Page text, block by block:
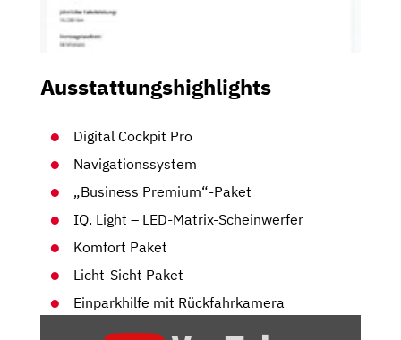
Ausstattungshighlights
Digital Cockpit Pro
Navigationssystem
„Business Premium“-Paket
IQ. Light – LED-Matrix-Scheinwerfer
Komfort Paket
Licht-Sicht Paket
Einparkhilfe mit Rückfahrkamera